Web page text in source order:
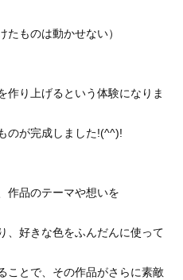
たものは動かせない）
作り上げるという体験になりま
のが完成しました!(^^)!
作品のテーマや想いを
、好きな色をふんだんに使って
ことで、その作品がさらに素敵